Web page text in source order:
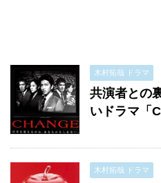
木村拓哉 ドラマ
共演者との
いドラマ「
木村拓哉 ドラマ